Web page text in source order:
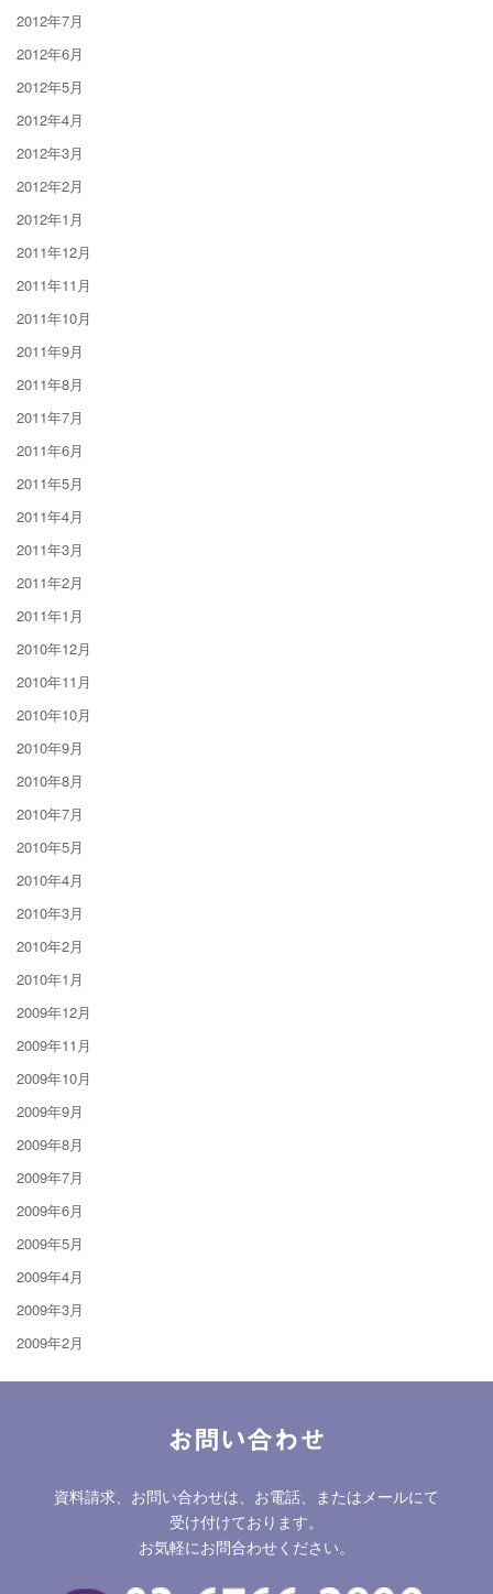
2012年7月
2012年6月
2012年5月
2012年4月
2012年3月
2012年2月
2012年1月
2011年12月
2011年11月
2011年10月
2011年9月
2011年8月
2011年7月
2011年6月
2011年5月
2011年4月
2011年3月
2011年2月
2011年1月
2010年12月
2010年11月
2010年10月
2010年9月
2010年8月
2010年7月
2010年5月
2010年4月
2010年3月
2010年2月
2010年1月
2009年12月
2009年11月
2009年10月
2009年9月
2009年8月
2009年7月
2009年6月
2009年5月
2009年4月
2009年3月
2009年2月
お問い合わせ
資料請求、お問い合わせは、お電話、またはメールにて
受け付けております。
お気軽にお問合わせください。